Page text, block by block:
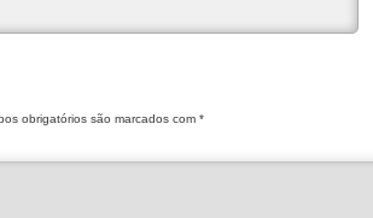
obrigatórios são marcados com *